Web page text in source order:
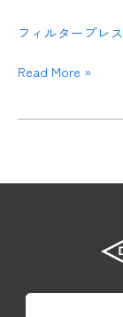
フィルタープレス
船]
ィ
タ
Read More »